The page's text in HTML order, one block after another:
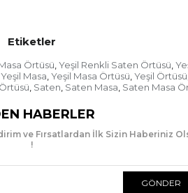
Etiketler
Örtüsü, Yeşil Renkli Saten Örtüsü,
Yeşil Masa, Yeşil Masa Örtüsü, Yeşil Örtüsü
, Saten, Saten Masa, Saten Masa
HABERLER
ve Fırsatlardan İlk Sizin Haberiniz
!
GÖNDER